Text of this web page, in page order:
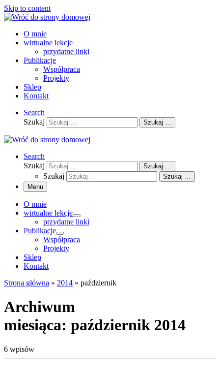
Skip to content
O mnie
wirtualne lekcje
przydatne linki
Publikacje
Współpraca
Projekty
Sklep
Kontakt
Search
Szukaj
Szukaj …
Search
Szukaj
Szukaj …
Szukaj
Szukaj …
Menu
O mnie
wirtualne lekcje
przydatne linki
Publikacje
Współpraca
Projekty
Sklep
Kontakt
Strona główna » 2014 » październik
Archiwum
miesiąca: październik 2014
6 wpisów